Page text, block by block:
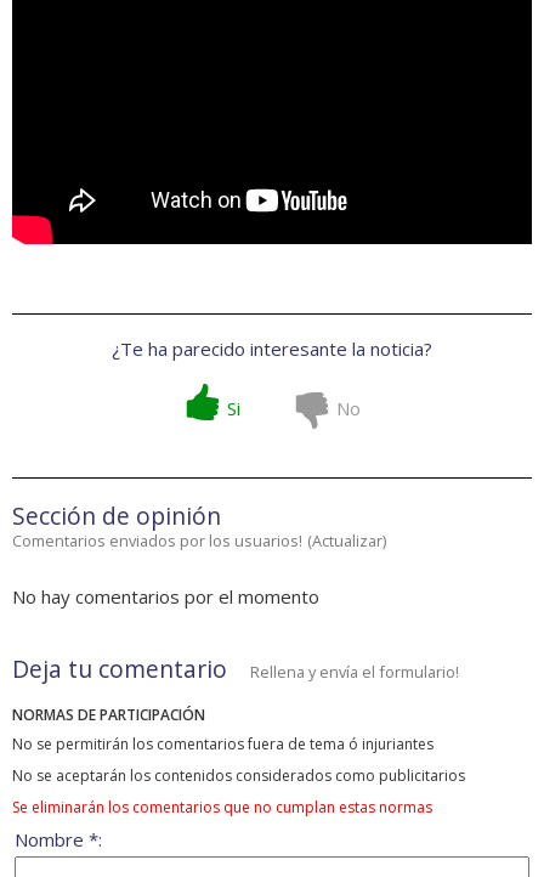
¿Te ha parecido interesante la noticia?
Si No
Sección de opinión
Comentarios enviados por los usuarios! (Actualizar)
No hay comentarios por el momento
Deja tu comentario Rellena y envía el formulario!
NORMAS DE PARTICIPACIÓN
No se permitirán los comentarios fuera de tema ó injuriantes
No se aceptarán los contenidos considerados como publicitarios
Se eliminarán los comentarios que no cumplan estas normas
Nombre *: